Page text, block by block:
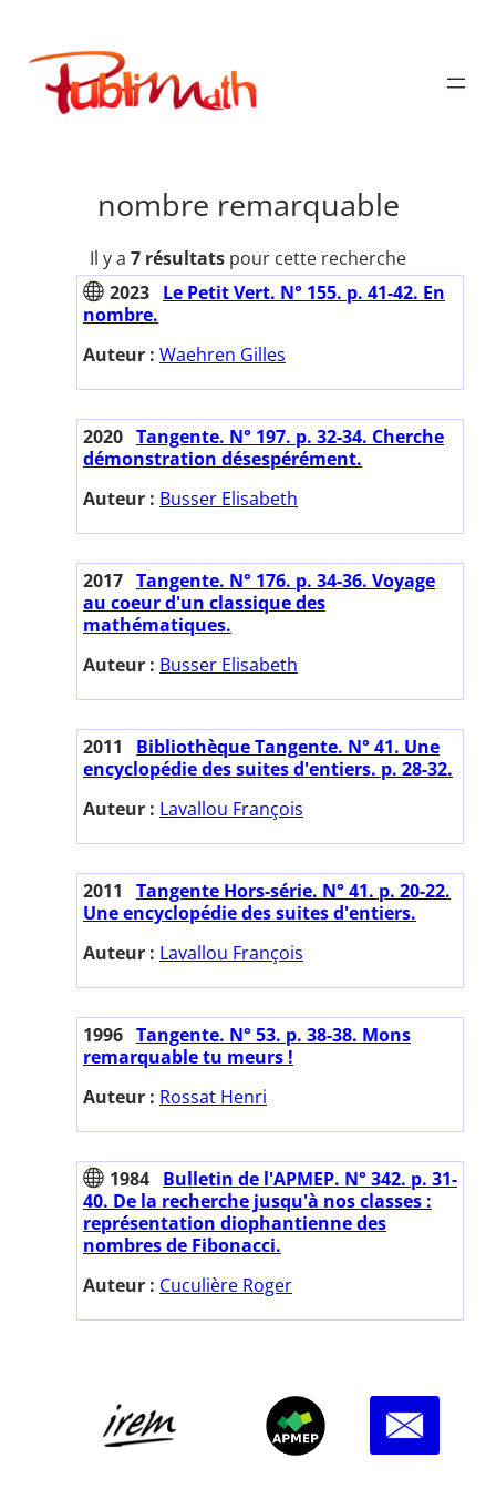
contenu
Publimath
nombre remarquable
Il y a 7 résultats pour cette recherche
2023 Le Petit Vert. N° 155. p. 41-42. En
nombre.
Auteur : Waehren Gilles
2020 Tangente. N° 197. p. 32-34. Cherche
démonstration désespérément.
Auteur : Busser Elisabeth
2017 Tangente. N° 176. p. 34-36. Voyage
au coeur d'un classique des
mathématiques.
Auteur : Busser Elisabeth
2011
Bibliothèque Tangente. N° 41. Une
encyclopédie des suites d'entiers. p. 28-32.
Auteur : Lavallou François
2011
Tangente Hors-série. N° 41. p. 20-22.
Une encyclopédie des suites d'entiers.
Auteur : Lavallou François
1996 Tangente. N° 53. p. 38-38. Mons
remarquable tu meurs !
Auteur : Rossat Henri
1984 Bulletin de l'APMEP. N° 342. p. 31-
40. De la recherche jusqu'à nos classes :
représentation diophantienne des
nombres de Fibonacci.
Auteur : Cuculière Roger